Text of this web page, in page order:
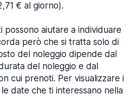
€ al giorno).
possono aiutare a individuare
però che si tratta solo di
del noleggio dipende dal
del noleggio e dal
cui prenoti. Per visualizzare i
date che ti interessano nella